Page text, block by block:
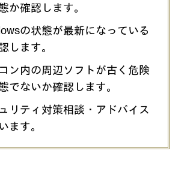
か確認します。
の状態が最新になっている
します。
ン内の周辺ソフトが古く危険
でないか確認します。
リティ対策相談・アドバイス
ます。